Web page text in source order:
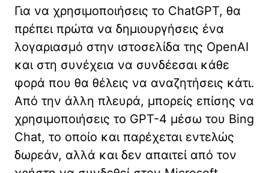
Για να χρησιμοποιήσεις το ChatGPT, θα
πρέπει πρώτα να δημιουργήσεις ένα
λογαριασμό στην ιστοσελίδα της OpenAI
και στη συνέχεια να συνδέεσαι κάθε
φορά που θα θέλεις να αναζητήσεις κάτι.
Από την άλλη πλευρά, μπορείς επίσης να
χρησιμοποιήσεις το GPT-4 μέσω του Bing
Chat, το οποίο και παρέχεται εντελώς
δωρεάν, αλλά και δεν απαιτεί από τον